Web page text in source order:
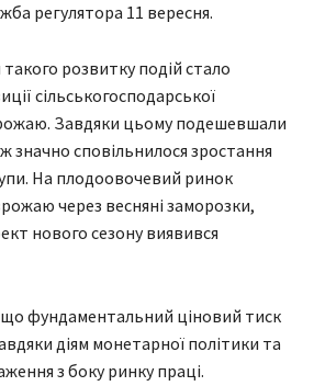
регулятора 11 вересня.
розвитку подій стало
сільськогосподарської
Завдяки цьому подешевшали
значно сповільнилося зростання
На плодоовочевий ринок
через весняні заморозки,
нового сезону виявився
що фундаментальний ціновий тиск
діям монетарної політики та
з боку ринку праці.